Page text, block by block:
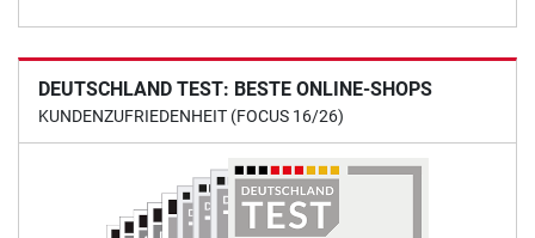
DEUTSCHLAND TEST: BESTE ONLINE-SHOPS
KUNDENZUFRIEDENHEIT (FOCUS 16/26)